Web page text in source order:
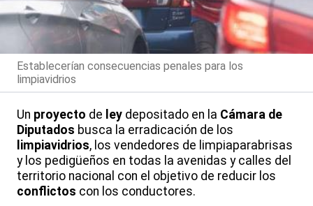
Establecerían consecuencias penales para los
limpiavidrios
Un proyecto de ley depositado en la Cámara de
Diputados busca la erradicación de los
limpiavidrios, los vendedores de limpiaparabrisas
y los pedigüeños en todas la avenidas y calles del
territorio nacional con el objetivo de reducir los
conflictos con los conductores.